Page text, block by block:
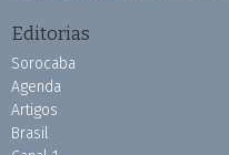
Editorias
Sorocaba
Agenda
Artigos
Brasil